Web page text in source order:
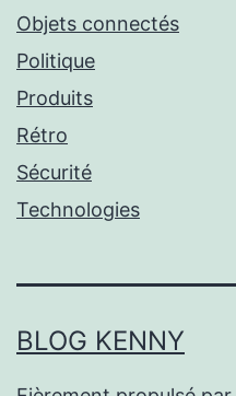
Objets connectés
Politique
Produits
Rétro
Sécurité
Technologies
BLOG KENNY